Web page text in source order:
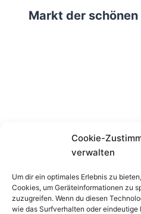
Cookie-
verwalten
Um dir ein optimales Erlebnis zu
Cookies, um Geräteinformationen zu
zuzugreifen. Wenn du diesen
wie das Surfverhalten oder eindeutige
Markt der
^